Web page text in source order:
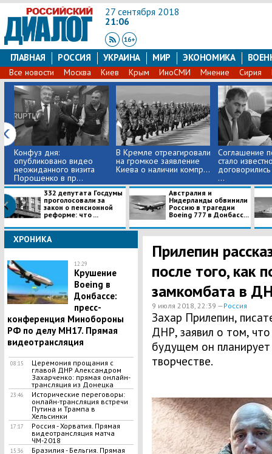
27 сентября 2018
21:06
ГЛАВНАЯ РОССИЯ УКРАИНА МИР ЭКОНОМИКА
Все новости Москва Киев Крым ИноСМИ Мнение Сирия
Конфуз дня:
опубликовано видео
неожиданного визита
Порошенко в пр...
В Кремле отреагировали
на громкое заявление
Киева о наличии компр...
Соглашение
стало
...
332 депутата Госдумы
проголосовали за
закон о пенсионной
реформе: что ...
Австралия и
Нидерланды обвинили
Россию в трагедии
Boeing 777 в Донбасс...
ХРОНИКА
12:29
Крушение
Boeing в
Донбассе:
пресс-
конференция Минобороны
РФ по делу МН17. Прямая
видеотрансляция
08:15
Церемония прощания с
главой ДНР Александром
Захарченко: прямая онлайн-
трансляция из Донецка
23:46
Исторические переговоры:
онлайн-трансляция встречи
Путина и Трампа в
Хельсинки
17:17
Россия - Хорватия. Прямая
видеотрансляция матча
ЧМ-2018
15:36
Бразилия - Бельгия. Прямая
Прилепин
после того, как
замкомбата в
9 июля 2018, 22:39 —Россия
Захар Прилепин,
ДНР, заявил о том,
будущем он
творчестве.